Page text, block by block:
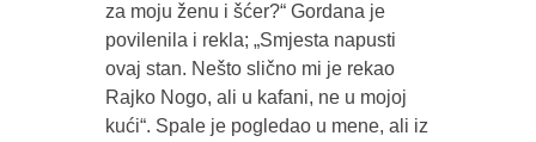
za moju ženu i šćer?“ Gordana je
povilenila i rekla; „Smjesta napusti
ovaj stan. Nešto slično mi je rekao
Rajko Nogo, ali u kafani, ne u mojoj
kući“. Spale je pogledao u mene, ali iz